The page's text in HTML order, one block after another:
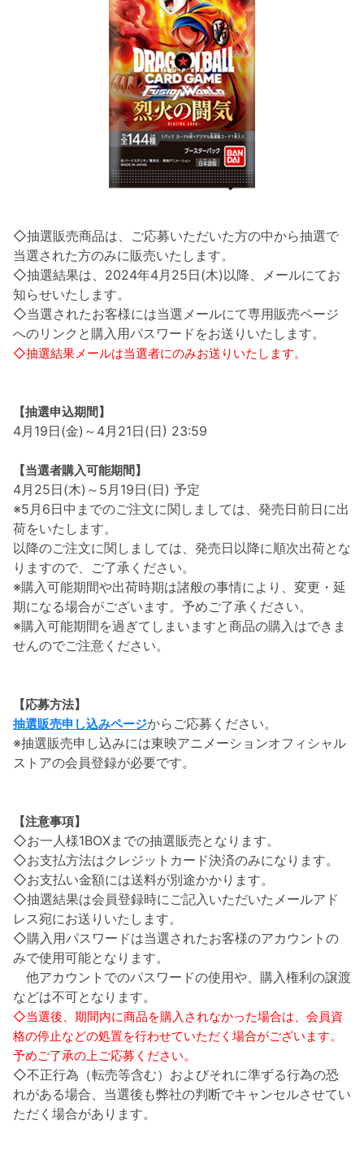
◇抽選販売商品は、ご応募いただいた方の中から抽選で
当選された方のみに販売いたします。
◇抽選結果は、2024年4月25日(木)以降、メールにてお
知らせいたします。
◇当選されたお客様には当選メールにて専用販売ページ
へのリンクと購入用パスワードをお送りいたします。
◇抽選結果メールは当選者にのみお送りいたします。
【抽選申込期間】
4月19日(金)～4月21日(日) 23:59
【当選者購入可能期間】
4月25日(木)～5月19日(日) 予定
※5月6日中までのご注文に関しましては、発売日前日に出
荷をいたします。
以降のご注文に関しましては、発売日以降に順次出荷とな
りますので、ご了承ください。
※購入可能期間や出荷時期は諸般の事情により、変更・延
期になる場合がございます。予めご了承ください。
※購入可能期間を過ぎてしまいますと商品の購入はできま
せんのでご注意ください。
【応募方法】
抽選販売申し込みページからご応募ください。
※抽選販売申し込みには東映アニメーションオフィシャル
ストアの会員登録が必要です。
【注意事項】
◇お一人様1BOXまでの抽選販売となります。
◇お支払方法はクレジットカード決済のみになります。
◇お支払い金額には送料が別途かかります。
◇抽選結果は会員登録時にご記入いただいたメールアド
レス宛にお送りいたします。
◇購入用パスワードは当選されたお客様のアカウントの
みで使用可能となります。
他アカウントでのパスワードの使用や、購入権利の譲渡
などは不可となります。
◇当選後、期間内に商品を購入されなかった場合は、会員資
格の停止などの処置を行わせていただく場合がございます。
予めご了承の上ご応募ください。
◇不正行為（転売等含む）およびそれに準ずる行為の恐
れがある場合、当選後も弊社の判断でキャンセルさせてい
ただく場合があります。